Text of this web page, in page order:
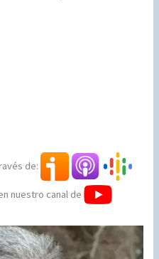
de:
nuestro canal de